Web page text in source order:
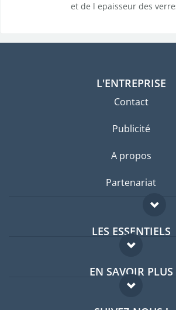
et de l epaisseur des
L'ENTREPRISE
Contact
Publicité
A propos
Partenariat
LES ESSENTIELS
Forum expatriés
Guides pays
EN SAVOIR PLUS
FAQ